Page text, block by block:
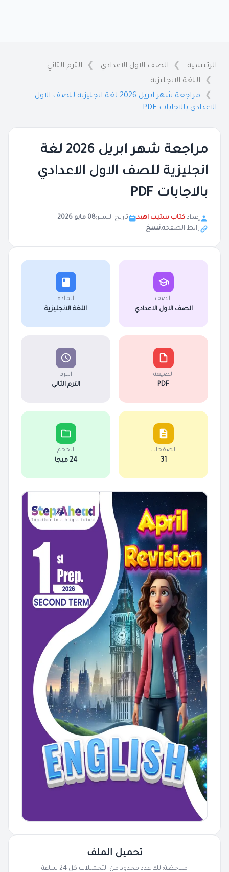
الرئيسية الصف الاول الاعدادي
الترم الثاني
اللغة الانجليزية
مراجعة شهر ابريل 2026 لغة انجليزية للصف الاول
الاعدادي بالاجابات PDF
مراجعة شهر ابريل 2026 لغة
انجليزية للصف الاول الاعدادي
بالاجابات PDF
إعداد:كتاب ستيب اهيد تاريخ النشر:08 مايو 2026
رابط الصفحة:نسخ
الصف
الصف الاول الاعدادي
المادة
اللغة الانجليزية
الصيغة
PDF
الترم
الترم الثاني
الصفحات
31
الحجم
24 ميجا
تحميل الملف
ملاحظة: لك عدد محدود من التحميلات كل 24 ساعة